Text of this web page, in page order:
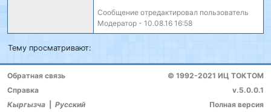
Сообщение отредактировал пользователь
Модератор - 10.08.16 16:58
Тему просматривают:
© 1992-2021 ИЦ ТОКТОМ
v.5.0.0.1
Полная версия
Обратная связь
Справка
Кыргызча
Русский